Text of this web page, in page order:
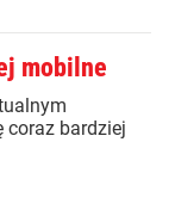
mobilne
coraz bardziej